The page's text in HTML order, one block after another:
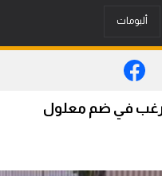
ألبومات
يرغب في ضم معلول